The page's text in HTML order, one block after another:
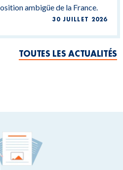
ambigüe de la France.
30 JUILLET 2026
TOUTES LES ACTUALITÉS